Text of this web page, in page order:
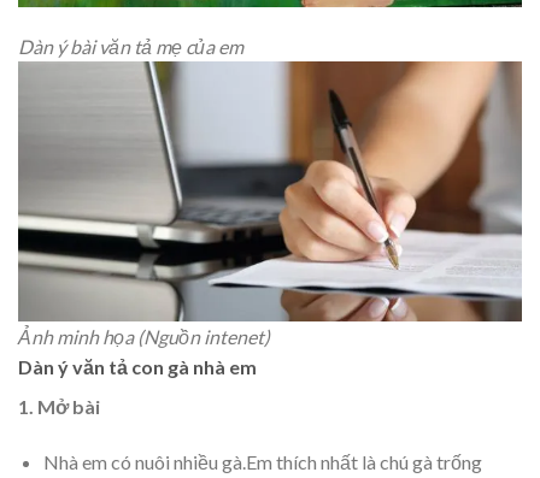
Dàn ý bài văn tả mẹ của em
Ảnh minh họa (Nguồn intenet)
Dàn ý văn tả con gà nhà em
1. Mở bài
Nhà em có nuôi nhiều gà.Em thích nhất là chú gà trống